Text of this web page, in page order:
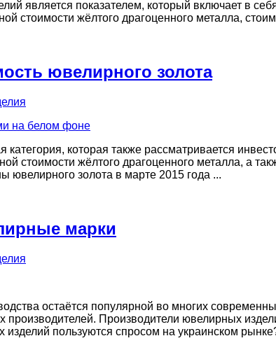
является показателем, который включает в
стоимости жёлтого драгоценного металла,
ювелирного золота
категория, которая также рассматривается
стоимости жёлтого драгоценного металла, а
ювелирного золота в марте 2015 года ...
марки
остаётся популярной во многих
производителей. Производители ювелирных
пользуются спросом на украинском